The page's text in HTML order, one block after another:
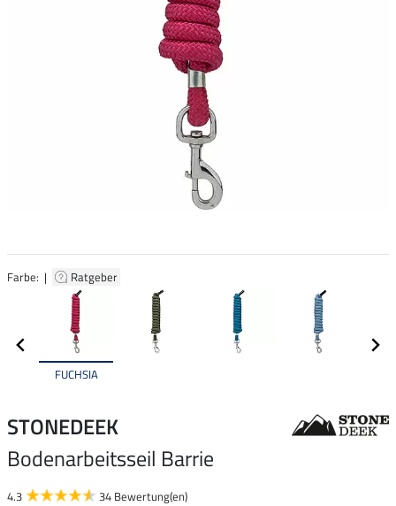
Farbe: | Ratgeber
FUCHSIA
STONEDEEK
Bodenarbeitsseil Barrie
4.3 34 Bewertung(en)